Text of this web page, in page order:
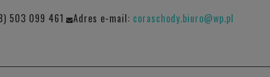
503 099 461 Adres e-mail: coraschody.biuro@wp.pl